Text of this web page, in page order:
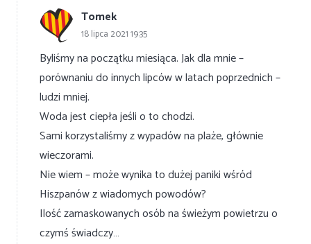
Tomek
18 lipca 2021 19:35
Byliśmy na początku miesiąca. Jak dla mnie –
porównaniu do innych lipców w latach poprzednich –
ludzi mniej.
Woda jest ciepła jeśli o to chodzi.
Sami korzystaliśmy z wypadów na plaże, głównie
wieczorami.
Nie wiem – może wynika to dużej paniki wśród
Hiszpanów z wiadomych powodów?
Ilość zamaskowanych osób na świeżym powietrzu o
czymś świadczy…